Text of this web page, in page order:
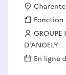
Fonction
Fonction
GROUPE
D'ANGELY
En ligne